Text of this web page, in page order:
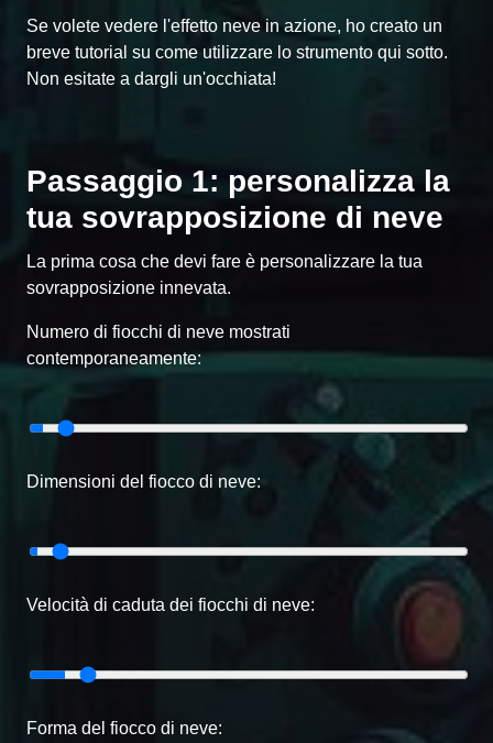
Se volete vedere l'effetto neve in azione, ho creato un
breve tutorial su come utilizzare lo strumento qui sotto.
Non esitate a dargli un'occhiata!
Passaggio 1: personalizza la
tua sovrapposizione di neve
La prima cosa che devi fare è personalizzare la tua
sovrapposizione innevata.
Numero di fiocchi di neve mostrati
contemporaneamente:
Dimensioni del fiocco di neve:
Velocità di caduta dei fiocchi di neve:
Forma del fiocco di neve: